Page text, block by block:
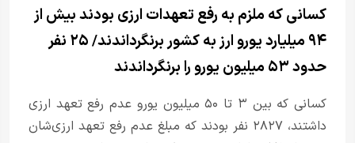
کسانی که ملزم به رفع تعهدات ارزی بودند بیش از
۹۴ میلیارد یورو ارز به کشور برنگرداندند/ ۲۵ نفر
حدود ۵۳ میلیون یورو را برنگرداندند
کسانی که بین ۳ تا ۵۰ میلیون یورو عدم رفع تعهد ارزی
داشتند، ۲۸۲۷ نفر بودند که مبلغ عدم رفع تعهد ارزی‌شان